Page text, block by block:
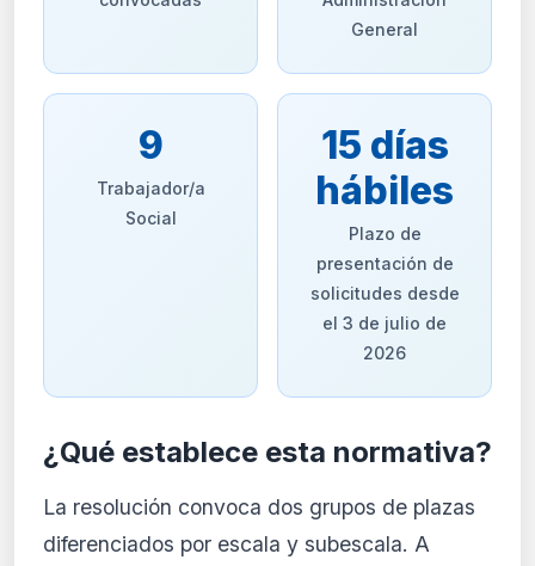
General
9
Trabajador/a
Social
15 días
hábiles
Plazo de
presentación de
solicitudes desde
el 3 de julio de
2026
¿Qué establece esta normativa?
La resolución convoca dos grupos de plazas
diferenciados por escala y subescala. A